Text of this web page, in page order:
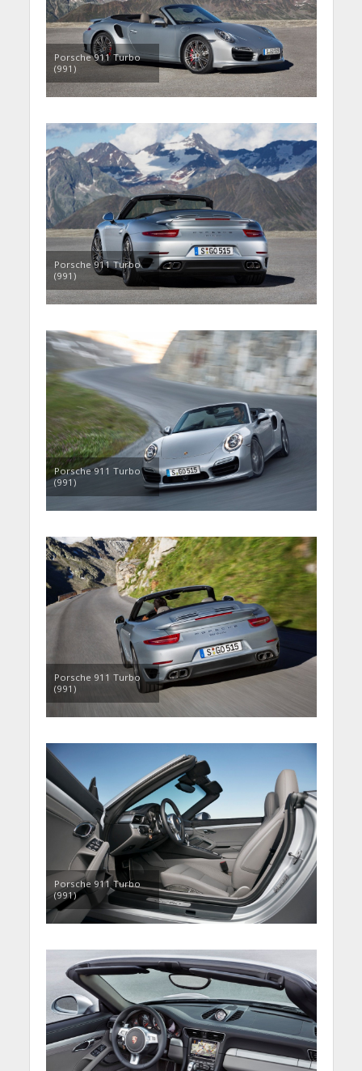
Porsche 911 Turbo
(991)
Porsche 911 Turbo
(991)
Porsche 911 Turbo
(991)
Porsche 911 Turbo
(991)
Porsche 911 Turbo
(991)